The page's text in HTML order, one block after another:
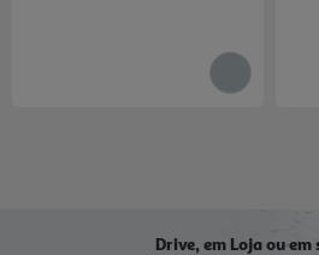
Drive, em Loja ou em